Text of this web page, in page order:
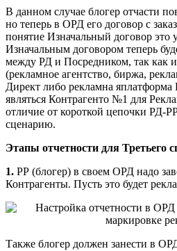
В данном случае блогер отчасти
но теперь в ОРД его договор с
понятие Изначальный договор это
Изначальным договором теперь
между РД и Посредником, так как
(рекламное агентство, биржа,
Директ либо рекламна яплатформа
являться Контрагенто №1 для
отличие от короткой цепочки РД-
сценарию.
Этапы отчетности для Третьего
1. РР (блогер) в своем ОРД надо
Контрагенты. Пусть это будет
Также блогер должен занести в